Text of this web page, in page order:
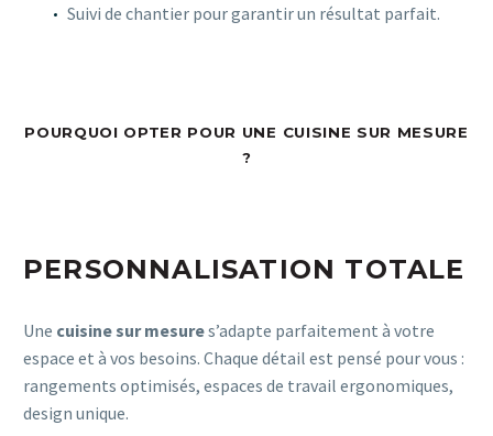
Suivi de chantier pour garantir un résultat parfait.
POURQUOI OPTER POUR UNE CUISINE SUR MESURE
?
PERSONNALISATION TOTALE
Une cuisine sur mesures’adapte parfaitement à votre
espace et à vos besoins. Chaque détail est pensé pour vous :
rangements optimisés, espaces de travail ergonomiques,
design unique.